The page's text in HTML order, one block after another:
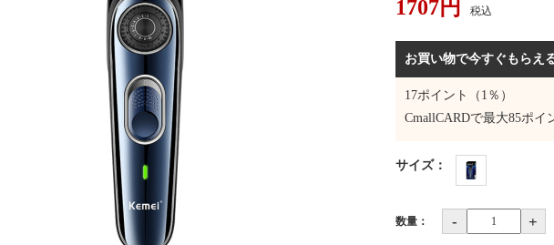
1707円 税込
お買い物で今すぐもらえ
17ポイント（1％）
CmallCARDで最大85ポイ
サイズ：
数量： - +